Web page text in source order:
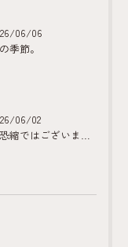
06/06
季節。
06/02
大変恐縮ではございますが、